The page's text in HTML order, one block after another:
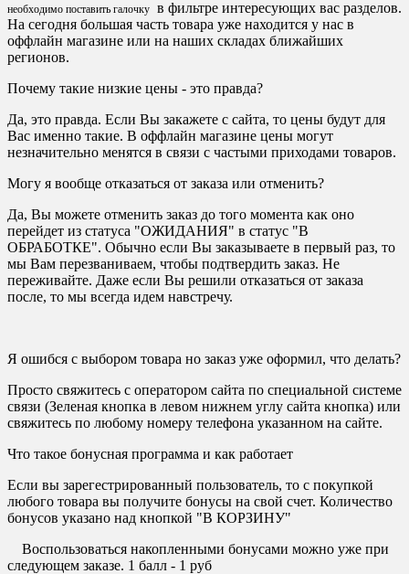
необходимо поставить галочку в фильтре интересующих вас разделов.
На сегодня большая часть товара уже находится у нас в
оффлайн магазине или на наших складах ближайших
регионов.
Почему такие низкие цены - это правда?
Да, это правда. Если Вы закажете с сайта, то цены будут для
Вас именно такие. В оффлайн магазине цены могут
незначительно менятся в связи с частыми приходами товаров.
Могу я вообще отказаться от заказа или отменить?
Да, Вы можете отменить заказ до того момента как оно
перейдет из статуса "ОЖИДАНИЯ" в статус "В
ОБРАБОТКЕ". Обычно если Вы заказываете в первый раз, то
мы Вам перезваниваем, чтобы подтвердить заказ. Не
переживайте. Даже если Вы решили отказаться от заказа
после, то мы всегда идем навстречу.
Я ошибся с выбором товара но заказ уже оформил, что делать?
Просто свяжитесь с оператором сайта по специальной системе
связи (Зеленая кнопка в левом нижнем углу сайта кнопка) или
свяжитесь по любому номеру телефона указанном на сайте.
Что такое бонусная программа и как работает
Если вы зарегестрированный пользователь, то с покупкой
любого товара вы получите бонусы на свой счет. Количество
бонусов указано над кнопкой "В КОРЗИНУ"
Воспользоваться накопленными бонусами можно уже при
следующем заказе. 1 балл - 1 руб